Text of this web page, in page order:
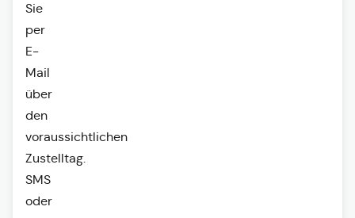
Sie
per
E-
Mail
über
den
voraussichtlichen
Zustelltag.
SMS
oder